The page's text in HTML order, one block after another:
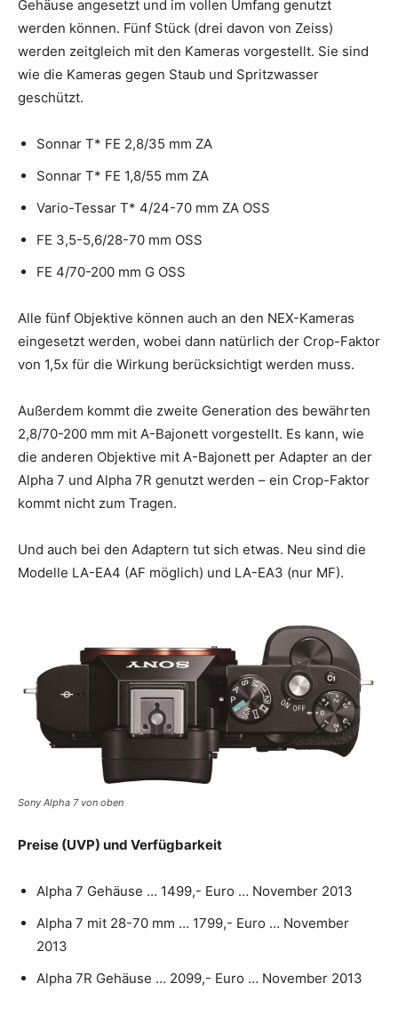
Gehäuse angesetzt und im vollen Umfang genutzt
werden können. Fünf Stück (drei davon von Zeiss)
werden zeitgleich mit den Kameras vorgestellt. Sie sind
wie die Kameras gegen Staub und Spritzwasser
geschützt.
Sonnar T* FE 2,8/35 mm ZA
Sonnar T* FE 1,8/55 mm ZA
Vario-Tessar T* 4/24-70 mm ZA OSS
FE 3,5-5,6/28-70 mm OSS
FE 4/70-200 mm G OSS
Alle fünf Objektive können auch an den NEX-Kameras
eingesetzt werden, wobei dann natürlich der Crop-Faktor
von 1,5x für die Wirkung berücksichtigt werden muss.
Außerdem kommt die zweite Generation des bewährten
2,8/70-200 mm mit A-Bajonett vorgestellt. Es kann, wie
die anderen Objektive mit A-Bajonett per Adapter an der
Alpha 7 und Alpha 7R genutzt werden – ein Crop-Faktor
kommt nicht zum Tragen.
Und auch bei den Adaptern tut sich etwas. Neu sind die
Modelle LA-EA4 (AF möglich) und LA-EA3 (nur MF).
Sony Alpha 7 von oben
Preise (UVP) und Verfügbarkeit
Alpha 7 Gehäuse … 1499,- Euro … November 2013
Alpha 7 mit 28-70 mm … 1799,- Euro … November
2013
Alpha 7R Gehäuse … 2099,- Euro … November 2013